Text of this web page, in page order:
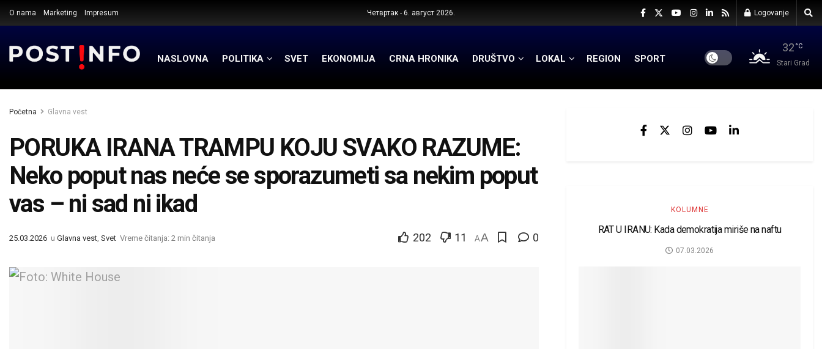
O nama Marketing Impresum Четвртак - 6. август 2026. Logovanje
NASLOVNA POLITIKA SVET EKONOMIJA CRNA HRONIKA DRUŠTVO LOKAL REGION SPORT
32 °C
Stari Grad
Početna Glavna vest
PORUKA IRANA TRAMPU KOJU SVAKO RAZUME:
Neko poput nas neće se sporazumeti sa nekim poput
vas – ni sad ni ikad
25.03.2026 u Glavna vest, Svet Vreme čitanja: 2 min čitanja 202 11 AA 0
KOLUMNE
RAT U IRANU: Kada demokratija miriše na naftu
07.03.2026